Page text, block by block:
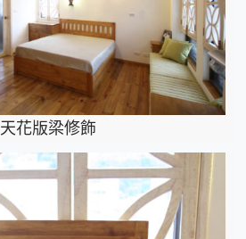
天花版梁修飾